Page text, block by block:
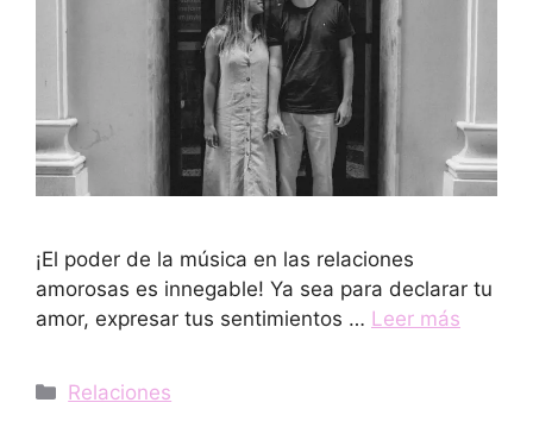
¡El poder de la música en las relaciones
amorosas es innegable! Ya sea para declarar tu
amor, expresar tus sentimientos … Leer más
Categorías
Relaciones